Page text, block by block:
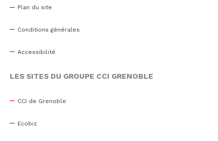
Plan du site
Conditions générales
Accessibilité
LES SITES DU GROUPE CCI GRENOBLE
CCI de Grenoble
Ecobiz